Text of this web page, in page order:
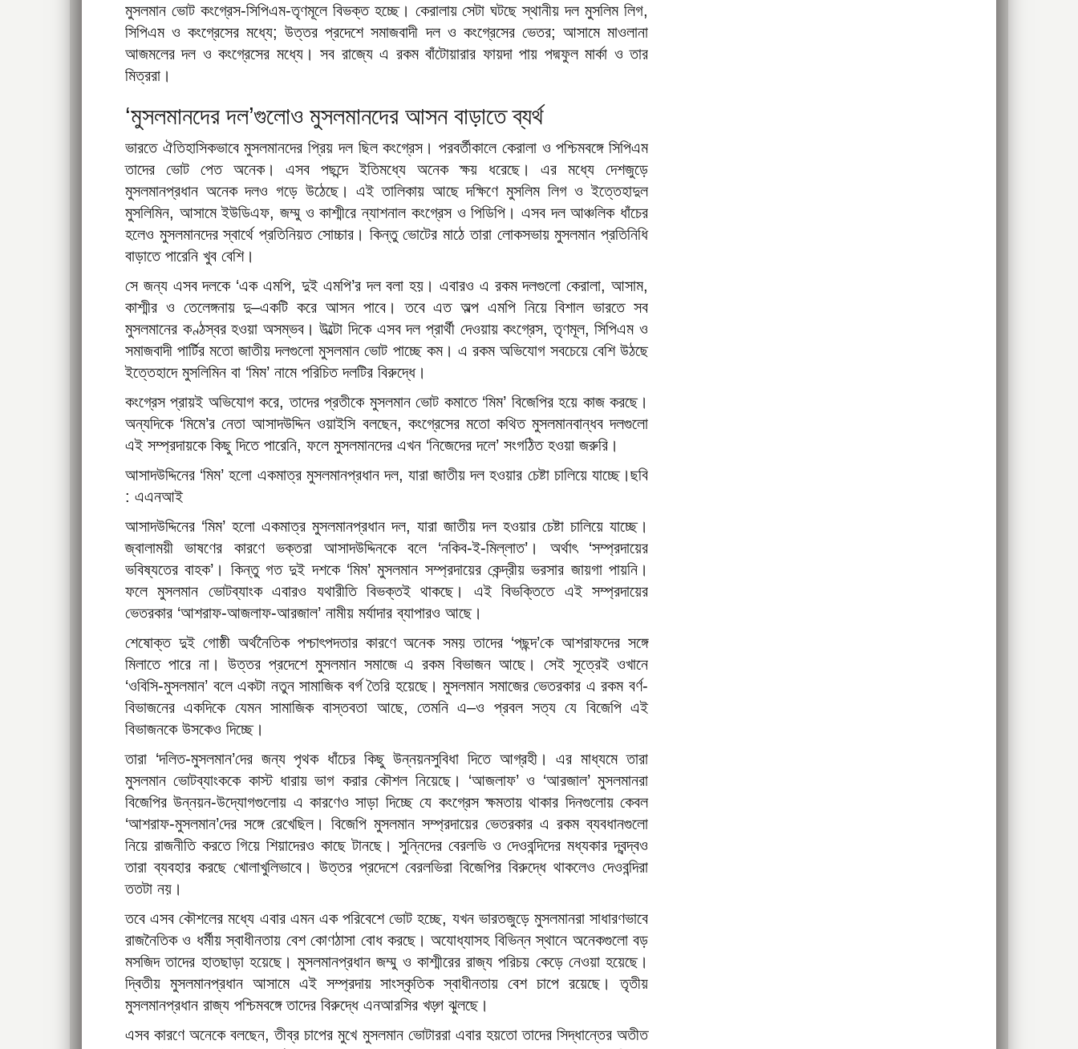
মুসলমান ভোট কংগ্রেস-সিপিএম-তৃণমূলে বিভক্ত হচ্ছে। কেরালায় সেটা ঘটছে স্থানীয় দল মুসলিম লিগ,
সিপিএম ও কংগ্রেসের মধ্যে; উত্তর প্রদেশে সমাজবাদী দল ও কংগ্রেসের ভেতর; আসামে মাওলানা
আজমলের দল ও কংগ্রেসের মধ্যে। সব রাজ্যে এ রকম বাঁটোয়ারার ফায়দা পায় পদ্মফুল মার্কা ও তার
মিত্ররা।
‘মুসলমানদের দল’গুলোও মুসলমানদের আসন বাড়াতে ব্যর্থ
ভারতে ঐতিহাসিকভাবে মুসলমানদের প্রিয় দল ছিল কংগ্রেস। পরবর্তীকালে কেরালা ও পশ্চিমবঙ্গে সিপিএম
তাদের ভোট পেত অনেক। এসব পছন্দে ইতিমধ্যে অনেক ক্ষয় ধরেছে। এর মধ্যে দেশজুড়ে
মুসলমানপ্রধান অনেক দলও গড়ে উঠেছে। এই তালিকায় আছে দক্ষিণে মুসলিম লিগ ও ইত্তেহাদুল
মুসলিমিন, আসামে ইউডিএফ, জম্মু ও কাশ্মীরে ন্যাশনাল কংগ্রেস ও পিডিপি। এসব দল আঞ্চলিক ধাঁচের
হলেও মুসলমানদের স্বার্থে প্রতিনিয়ত সোচ্চার। কিন্তু ভোটের মাঠে তারা লোকসভায় মুসলমান প্রতিনিধি
বাড়াতে পারেনি খুব বেশি।
সে জন্য এসব দলকে ‘এক এমপি, দুই এমপি’র দল বলা হয়। এবারও এ রকম দলগুলো কেরালা, আসাম,
কাশ্মীর ও তেলেঙ্গনায় দু–একটি করে আসন পাবে। তবে এত অল্প এমপি নিয়ে বিশাল ভারতে সব
মুসলমানের কণ্ঠস্বর হওয়া অসম্ভব। উল্টো দিকে এসব দল প্রার্থী দেওয়ায় কংগ্রেস, তৃণমূল, সিপিএম ও
সমাজবাদী পার্টির মতো জাতীয় দলগুলো মুসলমান ভোট পাচ্ছে কম। এ রকম অভিযোগ সবচেয়ে বেশি উঠছে
ইত্তেহাদে মুসলিমিন বা ‘মিম’ নামে পরিচিত দলটির বিরুদ্ধে।
কংগ্রেস প্রায়ই অভিযোগ করে, তাদের প্রতীকে মুসলমান ভোট কমাতে ‘মিম’ বিজেপির হয়ে কাজ করছে।
অন্যদিকে ‘মিমে’র নেতা আসাদউদ্দিন ওয়াইসি বলছেন, কংগ্রেসের মতো কথিত মুসলমানবান্ধব দলগুলো
এই সম্প্রদায়কে কিছু দিতে পারেনি, ফলে মুসলমানদের এখন ‘নিজেদের দলে’ সংগঠিত হওয়া জরুরি।
আসাদউদ্দিনের ‘মিম’ হলো একমাত্র মুসলমানপ্রধান দল, যারা জাতীয় দল হওয়ার চেষ্টা চালিয়ে যাচ্ছে।ছবি
: এএনআই
আসাদউদ্দিনের ‘মিম’ হলো একমাত্র মুসলমানপ্রধান দল, যারা জাতীয় দল হওয়ার চেষ্টা চালিয়ে যাচ্ছে।
জ্বালাময়ী ভাষণের কারণে ভক্তরা আসাদউদ্দিনকে বলে ‘নকিব-ই-মিল্লাত’। অর্থাৎ ‘সম্প্রদায়ের
ভবিষ্যতের বাহক’। কিন্তু গত দুই দশকে ‘মিম’ মুসলমান সম্প্রদায়ের কেন্দ্রীয় ভরসার জায়গা পায়নি।
ফলে মুসলমান ভোটব্যাংক এবারও যথারীতি বিভক্তই থাকছে। এই বিভক্তিতে এই সম্প্রদায়ের
ভেতরকার ‘আশরাফ-আজলাফ-আরজাল’ নামীয় মর্যাদার ব্যাপারও আছে।
শেষোক্ত দুই গোষ্ঠী অর্থনৈতিক পশ্চাৎপদতার কারণে অনেক সময় তাদের ‘পছন্দ’কে আশরাফদের সঙ্গে
মিলাতে পারে না। উত্তর প্রদেশে মুসলমান সমাজে এ রকম বিভাজন আছে। সেই সূত্রেই ওখানে
‘ওবিসি-মুসলমান’ বলে একটা নতুন সামাজিক বর্গ তৈরি হয়েছে। মুসলমান সমাজের ভেতরকার এ রকম বর্ণ-
বিভাজনের একদিকে যেমন সামাজিক বাস্তবতা আছে, তেমনি এ–ও প্রবল সত্য যে বিজেপি এই
বিভাজনকে উসকেও দিচ্ছে।
তারা ‘দলিত-মুসলমান’দের জন্য পৃথক ধাঁচের কিছু উন্নয়নসুবিধা দিতে আগ্রহী। এর মাধ্যমে তারা
মুসলমান ভোটব্যাংককে কাস্ট ধারায় ভাগ করার কৌশল নিয়েছে। ‘আজলাফ’ ও ‘আরজাল’ মুসলমানরা
বিজেপির উন্নয়ন-উদ্যোগগুলোয় এ কারণেও সাড়া দিচ্ছে যে কংগ্রেস ক্ষমতায় থাকার দিনগুলোয় কেবল
‘আশরাফ-মুসলমান’দের সঙ্গে রেখেছিল। বিজেপি মুসলমান সম্প্রদায়ের ভেতরকার এ রকম ব্যবধানগুলো
নিয়ে রাজনীতি করতে গিয়ে শিয়াদেরও কাছে টানছে। সুন্নিদের বেরলভি ও দেওবন্দিদের মধ্যকার দ্বন্দ্বও
তারা ব্যবহার করছে খোলাখুলিভাবে। উত্তর প্রদেশে বেরলভিরা বিজেপির বিরুদ্ধে থাকলেও দেওবন্দিরা
ততটা নয়।
তবে এসব কৌশলের মধ্যে এবার এমন এক পরিবেশে ভোট হচ্ছে, যখন ভারতজুড়ে মুসলমানরা সাধারণভাবে
রাজনৈতিক ও ধর্মীয় স্বাধীনতায় বেশ কোণঠাসা বোধ করছে। অযোধ্যাসহ বিভিন্ন স্থানে অনেকগুলো বড়
মসজিদ তাদের হাতছাড়া হয়েছে। মুসলমানপ্রধান জম্মু ও কাশ্মীরের রাজ্য পরিচয় কেড়ে নেওয়া হয়েছে।
দ্বিতীয় মুসলমানপ্রধান আসামে এই সম্প্রদায় সাংস্কৃতিক স্বাধীনতায় বেশ চাপে রয়েছে। তৃতীয়
মুসলমানপ্রধান রাজ্য পশ্চিমবঙ্গে তাদের বিরুদ্ধে এনআরসির খড়্গ ঝুলছে।
এসব কারণে অনেকে বলছেন, তীব্র চাপের মুখে মুসলমান ভোটাররা এবার হয়তো তাদের সিদ্ধান্তের অতীত